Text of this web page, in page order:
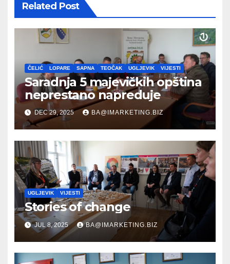
Related Post
ČELIĆ LOPARE SAPNA TEOČAK UGLJEVIK VIJESTI
Saradnja 5 majevičkih opština
neprestano napreduje
DEC 29, 2025 BA@IMARKETING.BIZ
UGLJEVIK VIJESTI
Stories of change
JUL 8, 2025 BA@IMARKETING.BIZ